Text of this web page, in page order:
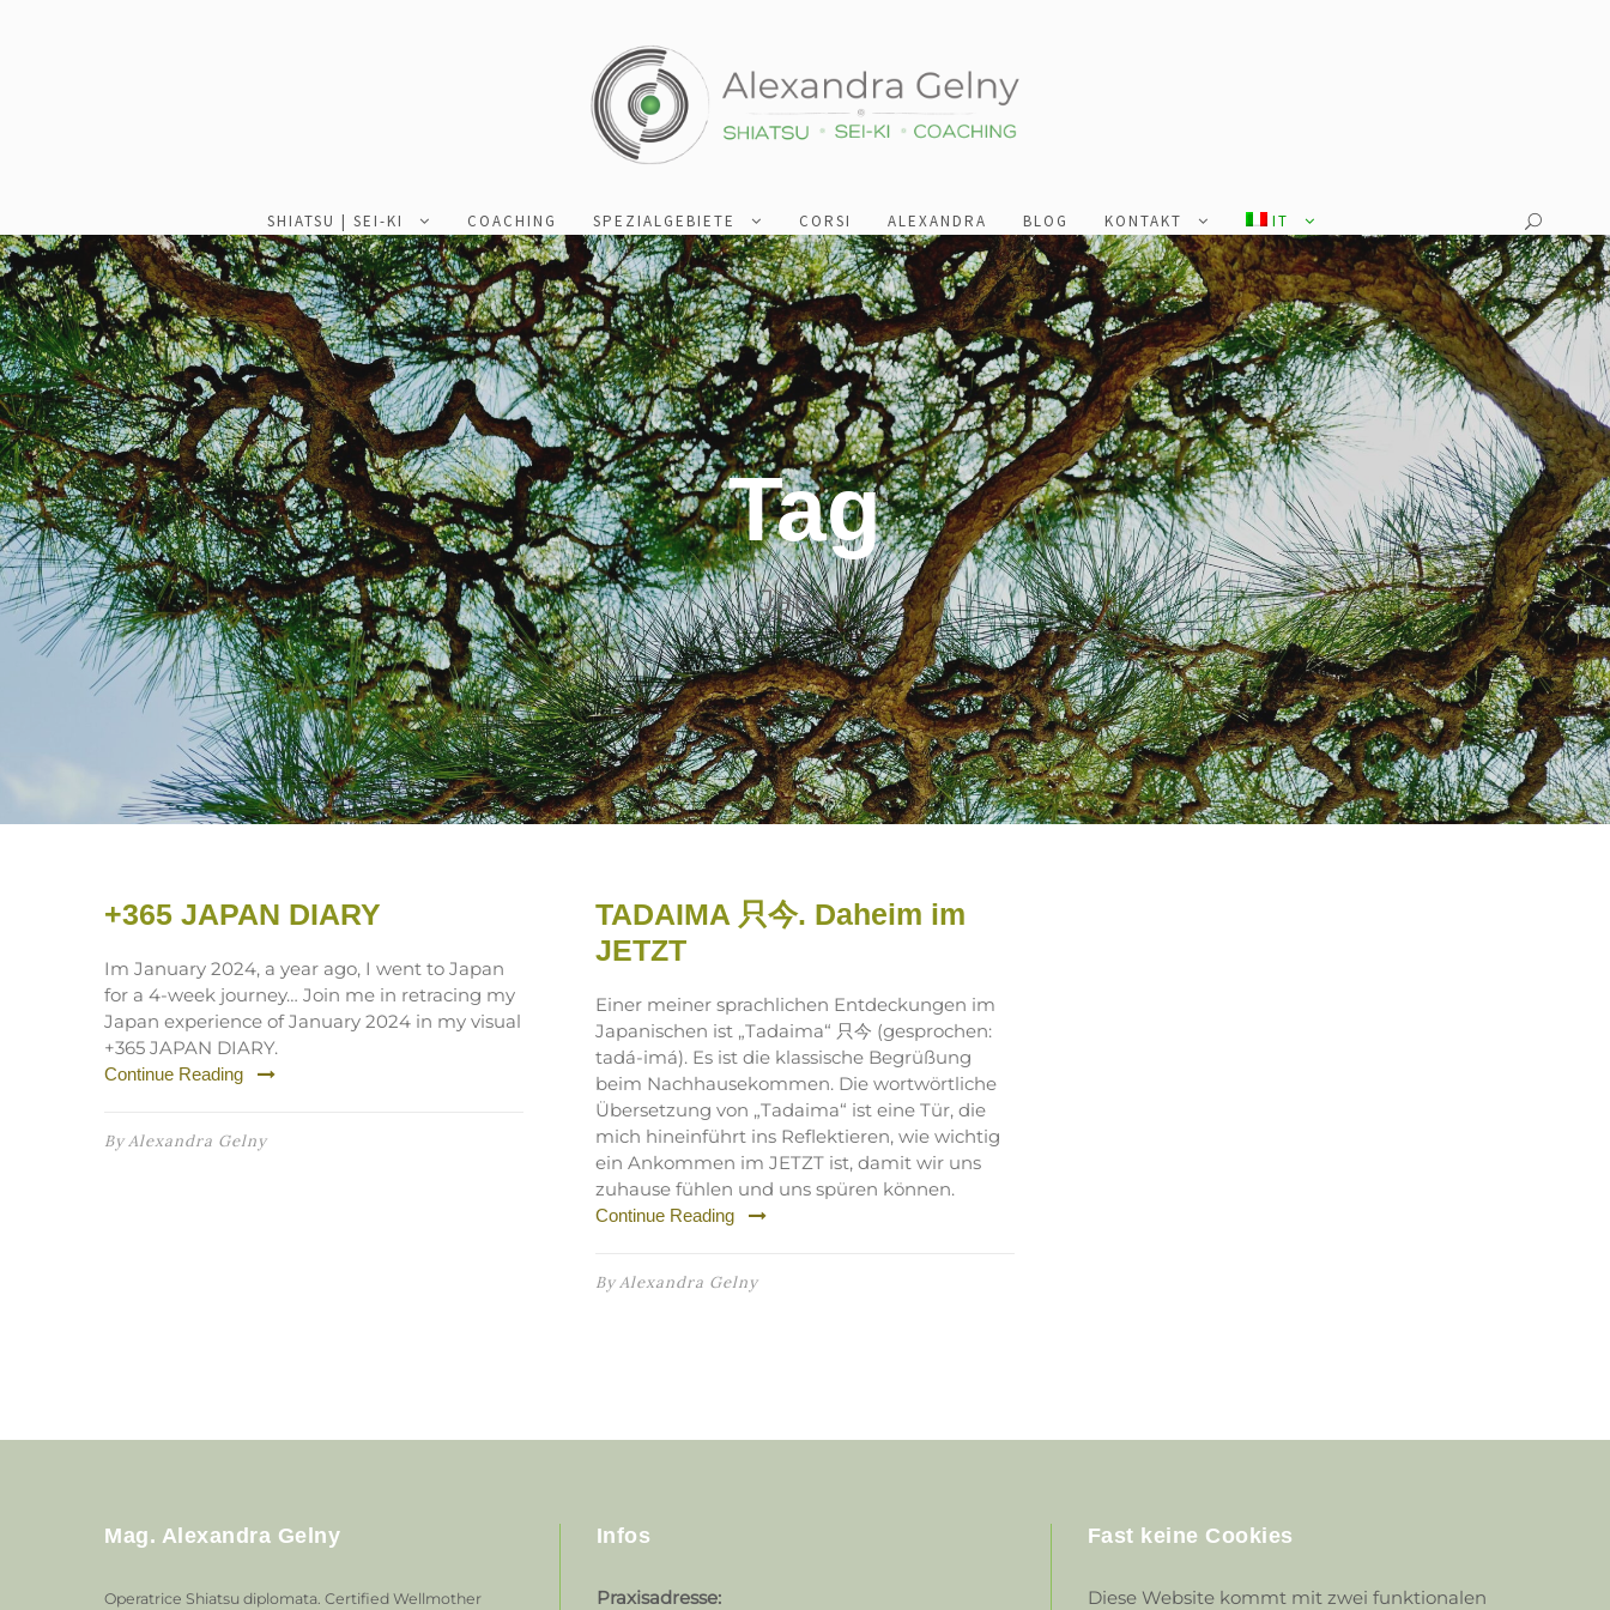
SHIATSU | SEI-KI COACHING SPEZIALGEBIETE CORSI ALEXANDRA BLOG KONTAKT IT
Tag
Japan
+365 JAPAN DIARY
Im January 2024, a year ago, I went to Japan
for a 4-week journey… Join me in retracing my
Japan experience of January 2024 in my visual
+365 JAPAN DIARY.
Continue Reading
ByAlexandra Gelny
TADAIMA 只今. Daheim im
JETZT
Einer meiner sprachlichen Entdeckungen im
Japanischen ist „Tadaima“ 只今 (gesprochen:
tadá-imá). Es ist die klassische Begrüßung
beim Nachhausekommen. Die wortwörtliche
Übersetzung von „Tadaima“ ist eine Tür, die
mich hineinführt ins Reflektieren, wie wichtig
ein Ankommen im JETZT ist, damit wir uns
zuhause fühlen und uns spüren können.
Continue Reading
ByAlexandra Gelny
Mag. Alexandra Gelny
Operatrice Shiatsu diplomata. Certified Wellmother
Infos
Praxisadresse:
Fast keine Cookies
Diese Website kommt mit zwei funktionalen